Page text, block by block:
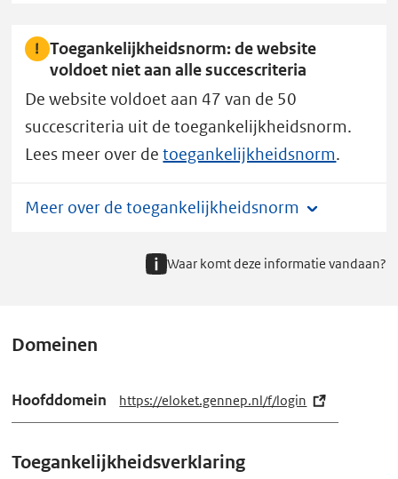
Toegankelijkheidsnorm: de website
voldoet niet aan alle succescriteria
De website voldoet aan 47 van de 50
succescriteria uit de toegankelijkheidsnorm.
Lees meer over detoegankelijkheidsnorm.
Meer over de toegankelijkheidsnorm
Waar komt deze informatie vandaan?
Domeinen
Hoofddomein https://eloket.gennep.nl/f/login (e
x
Toegankelijkheidsverklaring